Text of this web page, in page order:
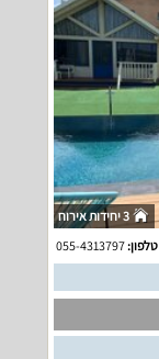
3 יחידות אירוח
טלפון:055-4313797